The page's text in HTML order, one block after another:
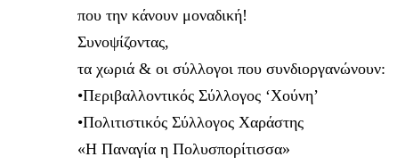
που την κάνουν μοναδική!
Συνοψίζοντας,
τα χωριά & οι σύλλογοι που συνδιοργανώνουν:
•Περιβαλλοντικός Σύλλογος ‘Χούνη’
•Πολιτιστικός Σύλλογος Χαράστης
«Η Παναγία η Πολυσπορίτισσα»